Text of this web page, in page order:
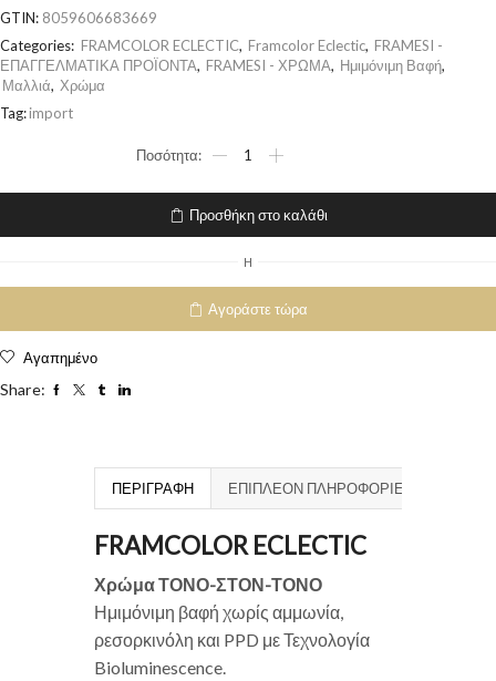
GTIN: 8059606683669
Categories: FRAMCOLOR ECLECTIC, Framcolor Eclectic, FRAMESI -
ΕΠΑΓΓΕΛΜΑΤΙΚΑ ΠΡΟΪΟΝΤΑ, FRAMESI - ΧΡΩΜΑ, Ημιμόνιμη Βαφή,
Μαλλιά, Χρώμα
Tag:import
Προσθήκη στο καλάθι
H
Αγοράστε τώρα
Αγαπημένο
Share:
ΠΕΡΙΓΡΑΦΉ ΕΠΙΠΛΈΟΝ ΠΛΗΡΟΦΟΡΊΕΣ
FRAMCOLOR ECLECTIC
Χρώμα ΤΟΝΟ-ΣΤΟΝ-ΤΟΝΟ
Ημιμόνιμη βαφή χωρίς αμμωνία,
ρεσορκινόλη και PPD με Τεχνολογία
Bioluminescence.